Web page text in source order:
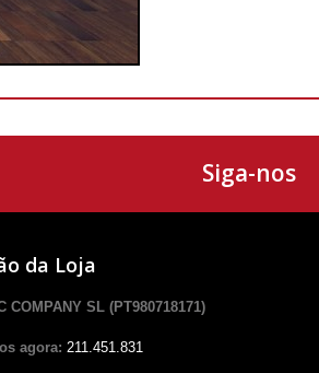
Siga-nos
da Loja
COMPANY SL (PT980718171)
agora: 211.451.831